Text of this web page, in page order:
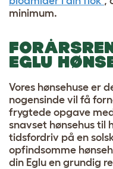
minimum.
EGLU
Vores hønsehuse er
nogensinde vil få
frygtede opgave
snavset hønsehus til
tidsfordriv på en
opfindsomme
din Eglu en grundig